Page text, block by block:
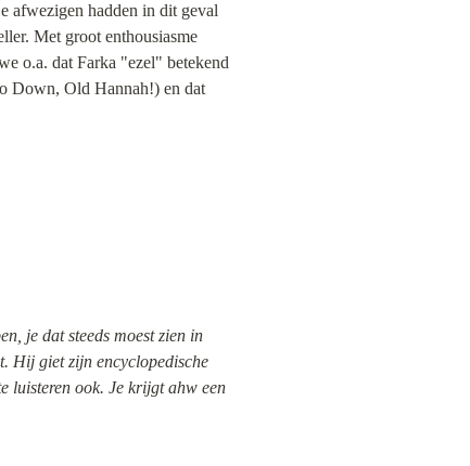
afwezigen hadden in dit geval
Met groot enthousiasme
o.a. dat Farka "ezel" betekend
Down, Old Hannah!) en dat
je dat steeds moest zien in
Hij giet zijn encyclopedische
luisteren ook. Je krijgt ahw een